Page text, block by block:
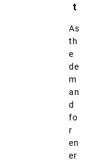
t
As
th
e
de
m
an
d
fo
r
en
er